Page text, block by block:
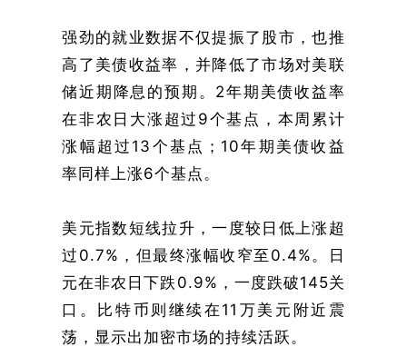
强劲的就业数据不仅提振了股市，也推
高了美债收益率，并降低了市场对美联
储近期降息的预期。2年期美债收益率
在非农日大涨超过9个基点，本周累计
涨幅超过13个基点；10年期美债收益
率同样上涨6个基点。
美元指数短线拉升，一度较日低上涨超
过0.7%，但最终涨幅收窄至0.4%。日
元在非农日下跌0.9%，一度跌破145关
口。比特币则继续在11万美元附近震
荡，显示出加密市场的持续活跃。